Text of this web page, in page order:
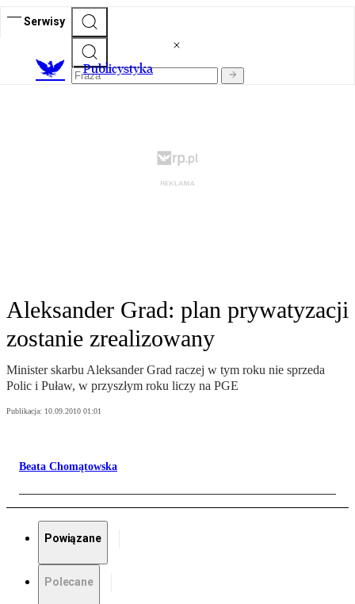
Serwisy
Publicystyka
Aleksander Grad: plan prywatyzacji
zostanie zrealizowany
Minister skarbu Aleksander Grad raczej w tym roku nie sprzeda
Polic i Puław, w przyszłym roku liczy na PGE
Publikacja: 10.09.2010 01:01
Beata Chomątowska
Powiązane
Polecane